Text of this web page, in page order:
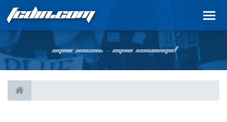
FCDIN.COM
ОДНА ЖИЗНЬ – ОДНА КОМАНДА!